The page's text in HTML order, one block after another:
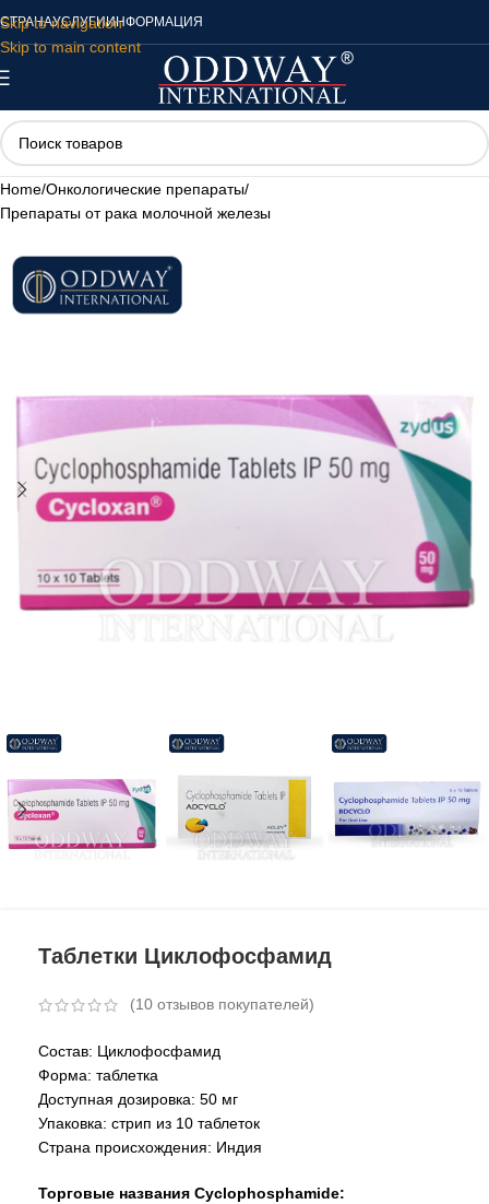
Skip to navigation
Skip to main content
СТРАНАУСЛУГИИНФОРМАЦИЯ
Home/Онкологические препараты/
Препараты от рака молочной железы
Таблетки Циклофосфамид
(10 отзывов покупателей)
Состав: Циклофосфамид
Форма: таблетка
Доступная дозировка: 50 мг
Упаковка: стрип из 10 таблеток
Страна происхождения: Индия
Торговые названия Cyclophosphamide: